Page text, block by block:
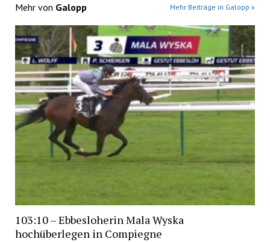
Mehr von Galopp Mehr Beiträge in Galopp »
103:10 – Ebbesloherin Mala Wyska
hochüberlegen in Compiegne